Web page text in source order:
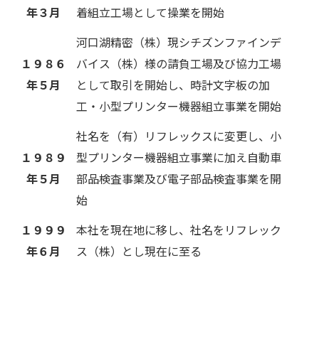
年３月
着組立工場として操業を開始
１９８６
年５月
河口湖精密（株）現シチズンファインデ
バイス（株）様の請負工場及び協力工場
として取引を開始し、時計文字板の加
工・小型プリンター機器組立事業を開始
１９８９
年５月
社名を（有）リフレックスに変更し、小
型プリンター機器組立事業に加え自動車
部品検査事業及び電子部品検査事業を開
始
１９９９
年６月
本社を現在地に移し、社名をリフレック
ス（株）とし現在に至る